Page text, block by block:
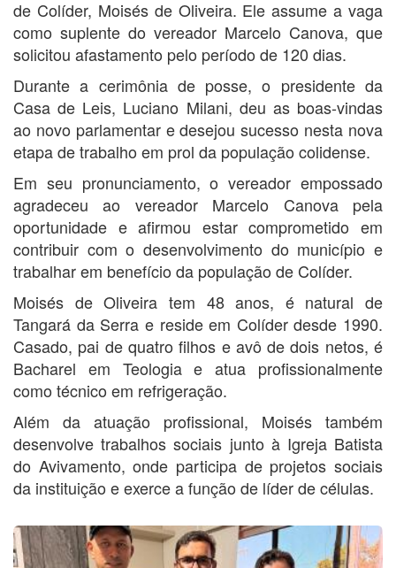
de Colíder, Moisés de Oliveira. Ele assume a vaga
como suplente do vereador Marcelo Canova, que
solicitou afastamento pelo período de 120 dias.
Durante a cerimônia de posse, o presidente da
Casa de Leis, Luciano Milani, deu as boas-vindas
ao novo parlamentar e desejou sucesso nesta nova
etapa de trabalho em prol da população colidense.
Em seu pronunciamento, o vereador empossado
agradeceu ao vereador Marcelo Canova pela
oportunidade e afirmou estar comprometido em
contribuir com o desenvolvimento do município e
trabalhar em benefício da população de Colíder.
Moisés de Oliveira tem 48 anos, é natural de
Tangará da Serra e reside em Colíder desde 1990.
Casado, pai de quatro filhos e avô de dois netos, é
Bacharel em Teologia e atua profissionalmente
como técnico em refrigeração.
Além da atuação profissional, Moisés também
desenvolve trabalhos sociais junto à Igreja Batista
do Avivamento, onde participa de projetos sociais
da instituição e exerce a função de líder de células.